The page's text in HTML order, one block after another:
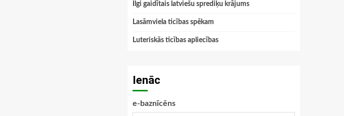
Ilgi gaidītais latviešu sprediķu krājums
Lasāmviela ticības spēkam
Luteriskās ticības apliecības
Ienāc
e-baznīcēns